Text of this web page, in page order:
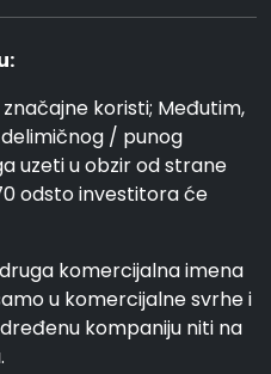
koristi; Međutim,
/ punog
uzeti u obzir od strane
odsto investitora će
komercijalna imena
u komercijalne svrhe i
kompaniju niti na